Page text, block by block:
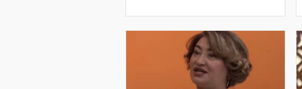
sənətkarın sözlərin